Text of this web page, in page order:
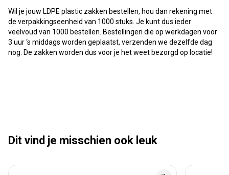
Wil je jouw LDPE plastic zakken bestellen, hou dan rekening met
de verpakkingseenheid van 1000 stuks. Je kunt dus ieder
veelvoud van 1000 bestellen. Bestellingen die op werkdagen voor
3 uur ‘s middags worden geplaatst, verzenden we dezelfde dag
nog. De zakken worden dus voor je het weet bezorgd op locatie!
Dit vind je misschien ook leuk